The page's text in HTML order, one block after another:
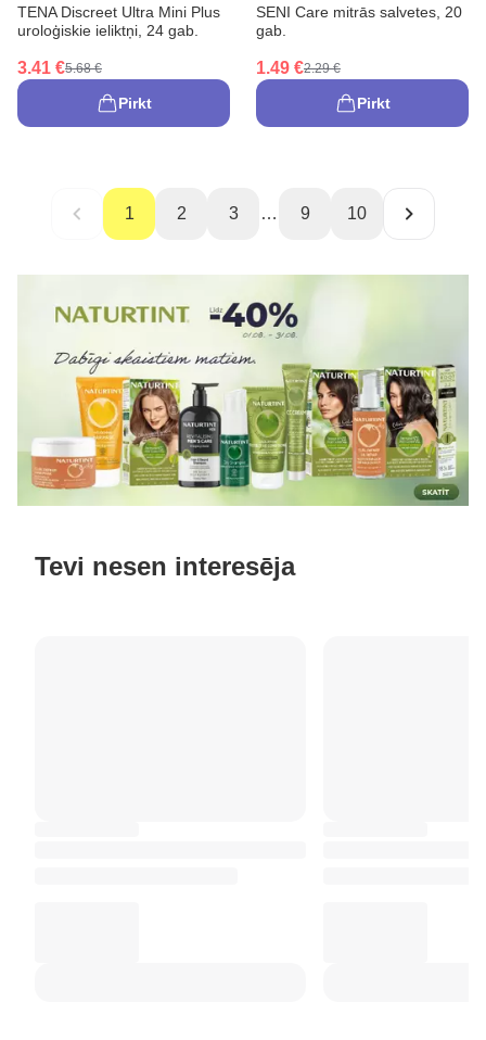
TENA Discreet Ultra Mini Plus
uroloģiskie ieliktņi, 24 gab.
3.41 €5.68 €
Pirkt
SENI Care mitrās salvetes, 20
gab.
1.49 €2.29 €
Pirkt
1 2 3 … 9 10
Tevi nesen interesēja